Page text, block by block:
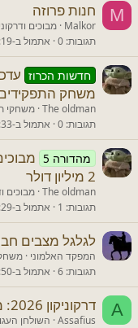
M חנות פרוזה
Malkor מבוכים
תגובות 0 אתמול ב-22:19
חדשות הכרוז
משחק התפקידים
The oldman משחקי
תגובות 0 אתמול ב-14:33
מהדורה 5
2 מיליון דולר
The oldman מבוכים
תגובות 1 אתמול ב-14:29
לגלגל מצבים
המפקד האלמוני
תגובות 6 אתמול ב-21:50
A דרקוניקון 2026: מבוכים ודרקונים קלאסי
Assafius השולחן